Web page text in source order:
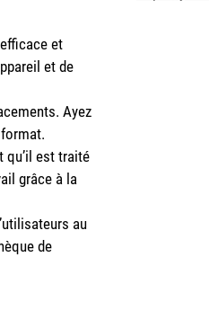
et
et de
Ayez
qu’il est traité
grâce à la
au
de